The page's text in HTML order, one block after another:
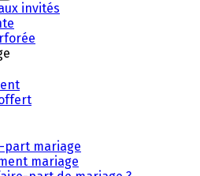
invités
part mariage
mariage